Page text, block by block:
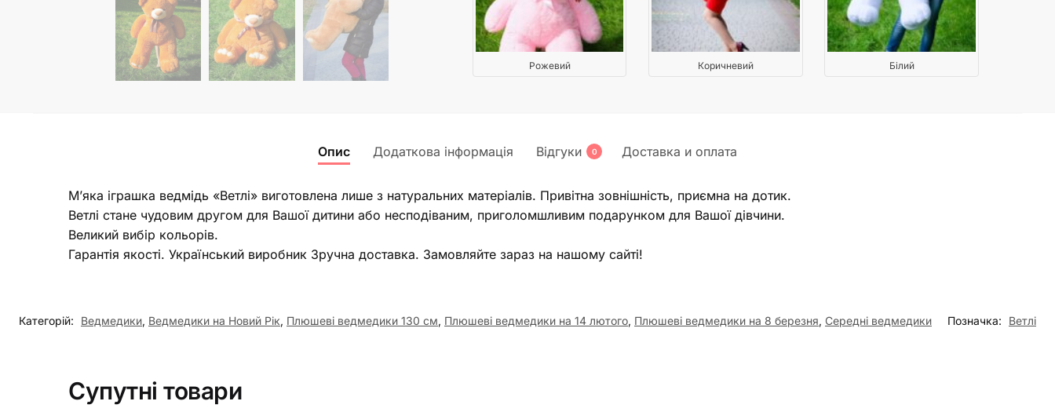
Рожевий Коричневий Білий
Опис Додаткова інформація Відгуки 0 Доставка и оплата
М’яка іграшка ведмідь «Ветлі» виготовлена лише з натуральних матеріалів. Привітна зовнішність, приємна на дотик.
Ветлі стане чудовим другом для Вашої дитини або несподіваним, приголомшливим подарунком для Вашої дівчини.
Великий вибір кольорів.
Гарантія якості. Український виробник Зручна доставка. Замовляйте зараз на нашому сайті!
Категорій: Ведмедики, Ведмедики на Новий Рік, Плюшеві ведмедики 130 см, Плюшеві ведмедики на 14 лютого, Плюшеві ведмедики на 8 березня, Середні ведмедики Позначка: Ветлі
Супутні товари